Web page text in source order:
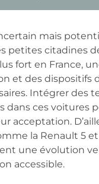
mais
petites citadines
fort en France,
et des dispositifs
Intégrer des
dans ces voitures
acceptation.
la Renault 5
une évolution
accessible.